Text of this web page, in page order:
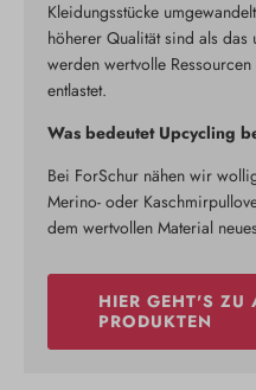
Kleidungsstücke
höherer Qualität sind als
werden wertvolle
entlastet.
Was bedeutet Upcycling
Bei ForSchur nähen wir
Merino- oder
dem wertvollen Material
HIER GEHT'S ZU
PRODUKTEN